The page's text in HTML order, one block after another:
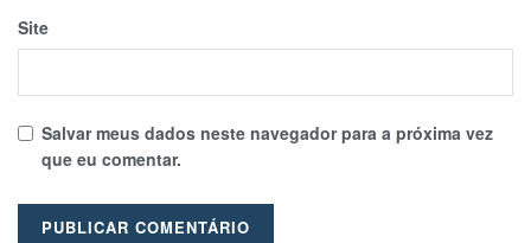
Site
Salvar meus dados neste navegador para a próxima vez
que eu comentar.